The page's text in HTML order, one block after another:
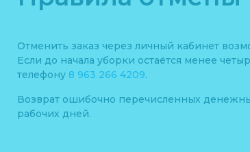
Отменить заказ через личный кабинет
Если до начала уборки остаётся менее
телефону 8 963 266 4209.
Возврат ошибочно перечисленных
рабочих дней.